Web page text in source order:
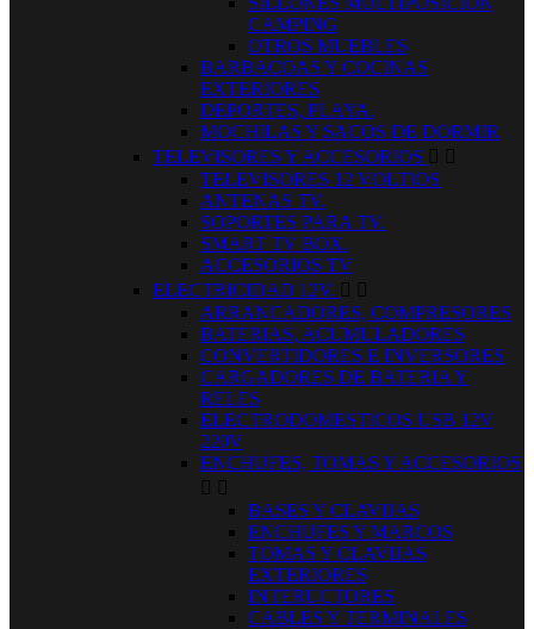
CAMPING
OTROS MUEBLES
BARBACOAS Y COCINAS
EXTERIORES
DEPORTES, PLAYA.
MOCHILAS Y SACOS DE DORMIR
TELEVISORES Y ACCESORIOS  
TELEVISORES 12 VOLTIOS
ANTENAS TV.
SOPORTES PARA TV.
SMART TV BOX.
ACCESORIOS TV
ELECTRICIDAD 12V.  
ARRANCADORES, COMPRESORES
BATERIAS, ACUMULADORES
CONVERTIDORES E INVERSORES
CARGADORES DE BATERIA Y
RELES
ELECTRODOMESTICOS USB 12V
220V
ENCHUFES, TOMAS Y ACCESORIOS
 
BASES Y CLAVIJAS
ENCHUFES Y MARCOS
TOMAS Y CLAVIJAS
EXTERIORES
INTERUCTORES
CABLES Y TERMINALES